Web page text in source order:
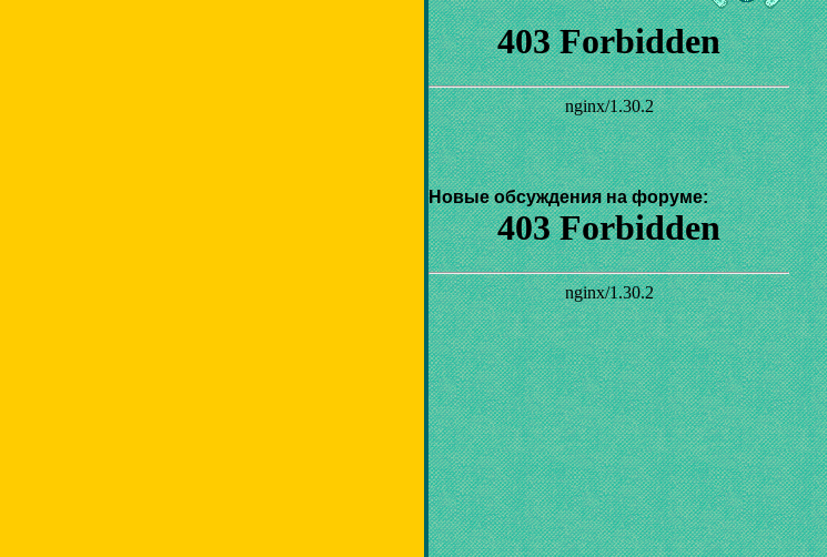
Новые обсуждения на форуме: